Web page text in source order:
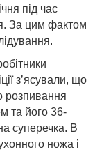
під час
За цим фактом
з’ясували, що
розпивання
та його 36-
суперечка. В
ножа і